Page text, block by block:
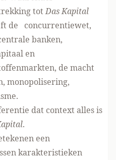
totDas Kapital
de concurrentiewet,
banken,
en
de macht
monopolisering,
dat context alles is
.
een
karakteristieken